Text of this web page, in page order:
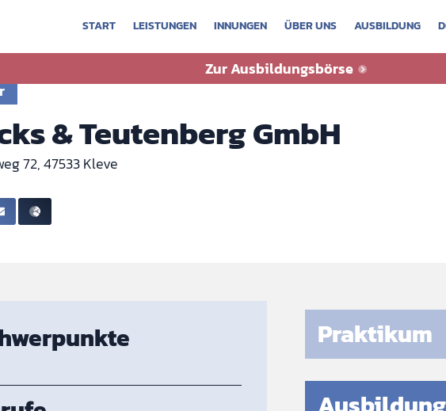
START LEISTUNGEN INNUNGEN ÜBER UNS AUSBILDUNG
Zur Ausbildungsbörse
& Teutenberg GmbH
72, 47533 Kleve
Praktikum